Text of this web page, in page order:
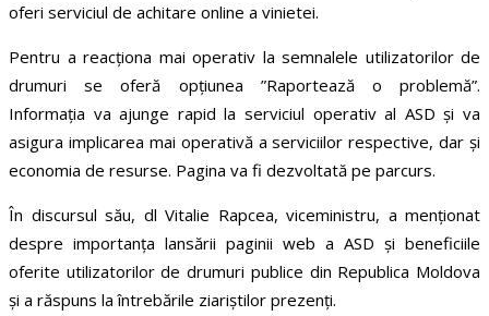
oferi serviciul de achitare online a vinietei.
Pentru a reacționa mai operativ la semnalele utilizatorilor de
drumuri se oferă opțiunea ”Raportează o problemă”.
Informația va ajunge rapid la serviciul operativ al ASD și va
asigura implicarea mai operativă a serviciilor respective, dar și
economia de resurse. Pagina va fi dezvoltată pe parcurs.
În discursul său, dl Vitalie Rapcea, viceministru, a menționat
despre importanța lansării paginii web a ASD și beneficiile
oferite utilizatorilor de drumuri publice din Republica Moldova
și a răspuns la întrebările ziariștilor prezenți.